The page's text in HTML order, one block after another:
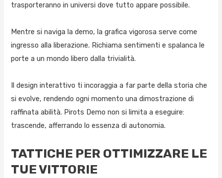
trasporteranno in universi dove tutto appare possibile.
Mentre si naviga la demo, la grafica vigorosa serve come
ingresso alla liberazione. Richiama sentimenti e spalanca le
porte a un mondo libero dalla trivialità.
Il design interattivo ti incoraggia a far parte della storia che
si evolve, rendendo ogni momento una dimostrazione di
raffinata abilità. Pirots Demo non si limita a eseguire:
trascende, afferrando lo essenza di autonomia.
TATTICHE PER OTTIMIZZARE LE
TUE VITTORIE